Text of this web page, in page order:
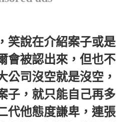
笑說在介紹案子或是
會被認出來，但也不
公司沒空就是沒空，
子，就只能自己再多
代他態度謙卑，連張